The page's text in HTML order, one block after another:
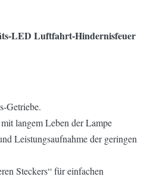
LED Luftfahrt-Hindernisfeuer
Getriebe.
langem Leben der Lampe
Leistungsaufnahme der geringen
Steckers“ für einfachen